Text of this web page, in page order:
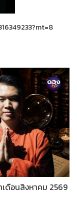
เดือนสิงหาคม 2569